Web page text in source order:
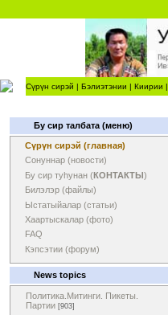
Сүрүн сирэй | Бэлиэтэнии | Киирии |
Бу сир талбата (меню)
Сүрүн сирэй (главная)
Сонуннар (новости)
Бу сир туһунан (КОНТАКТЫ)
Билэлэр (файлы)
Ыстатыйалар (статьи)
Хаартыскалар (фото)
FAQ
Кэпсэтии (форум)
News topics
Политика.Митинги. Пикеты.
Партии [903]